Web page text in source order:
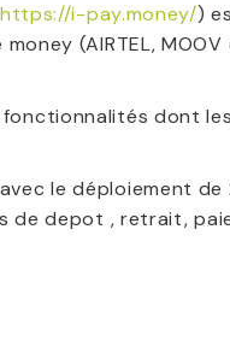
https://i-pay.money/)
(AIRTEL,
dont
le déploiement
de depot , retrait,